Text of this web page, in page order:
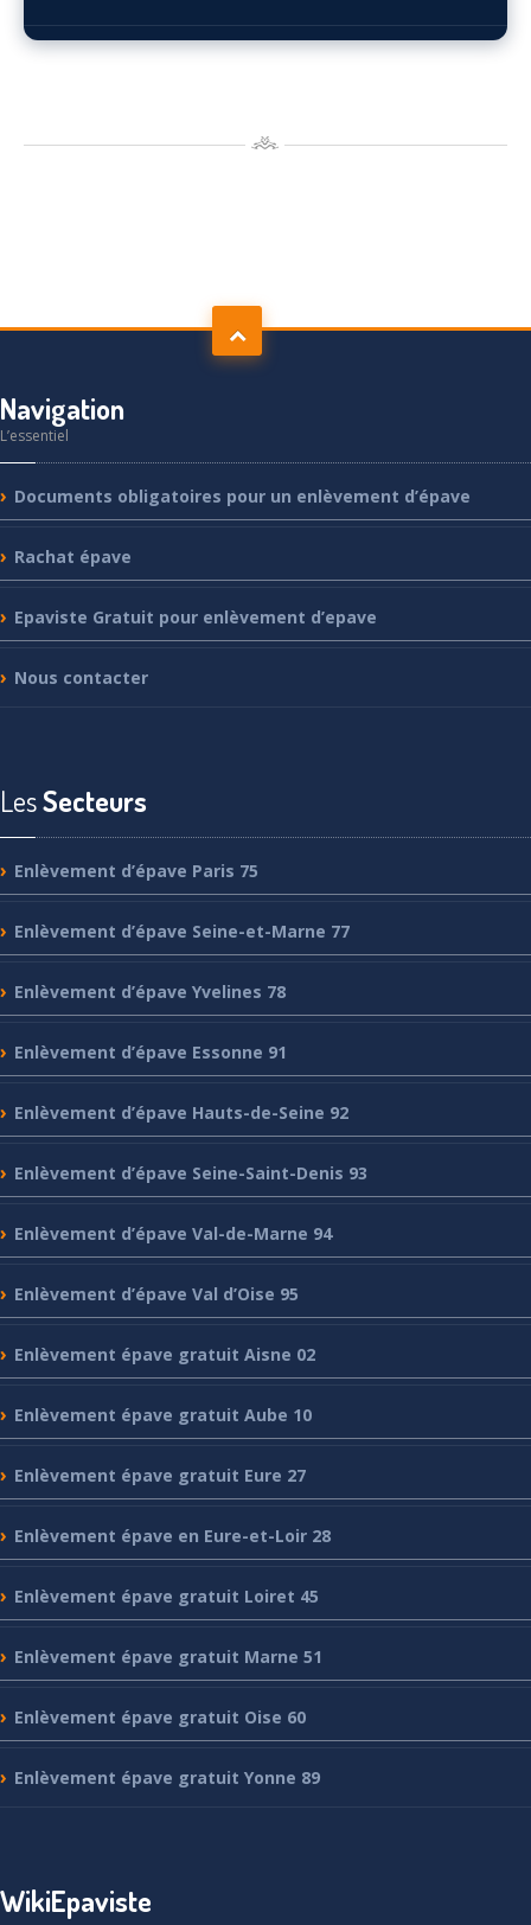
Navigation
L’essentiel
Documents obligatoires pour un enlèvement d’épave
Rachat épave
Epaviste Gratuit pour enlèvement d’epave
Nous contacter
LesSecteurs
Enlèvement d’épave Paris 75
Enlèvement d’épave Seine-et-Marne 77
Enlèvement d’épave Yvelines 78
Enlèvement d’épave Essonne 91
Enlèvement d’épave Hauts-de-Seine 92
Enlèvement d’épave Seine-Saint-Denis 93
Enlèvement d’épave Val-de-Marne 94
Enlèvement d’épave Val d’Oise 95
Enlèvement épave gratuit Aisne 02
Enlèvement épave gratuit Aube 10
Enlèvement épave gratuit Eure 27
Enlèvement épave en Eure-et-Loir 28
Enlèvement épave gratuit Loiret 45
Enlèvement épave gratuit Marne 51
Enlèvement épave gratuit Oise 60
Enlèvement épave gratuit Yonne 89
WikiEpaviste